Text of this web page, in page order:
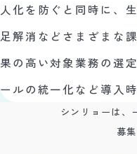
人化を防ぐと同時に、
足解消などさまざまな
果の高い対象業務の選
ールの統一化など導入
シンリョーは、
募